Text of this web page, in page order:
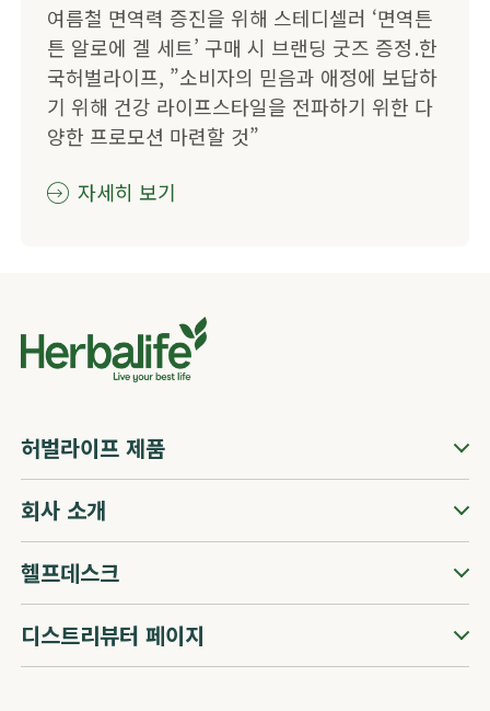
​​​​여름철 면역력 증진을 위해 스테디셀러 ‘면역튼
튼 알로에 겔 세트’ 구매 시 브랜딩 굿즈 증정 . ​한
국허벌라이프, ”소비자의 믿음과 애정에 보답하
기 위해 건강 라이프스타일을 전파하기 위한 다
양한 프로모션 마련할 것” ​
자세히 보기
허벌라이프 제품
회사 소개
헬프데스크
디스트리뷰터 페이지